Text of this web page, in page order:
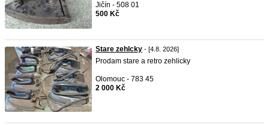
Jičín - 508 01
500 Kč
Stare zehlcky - [4.8. 2026]
Prodam stare a retro zehlicky
Olomouc - 783 45
2 000 Kč